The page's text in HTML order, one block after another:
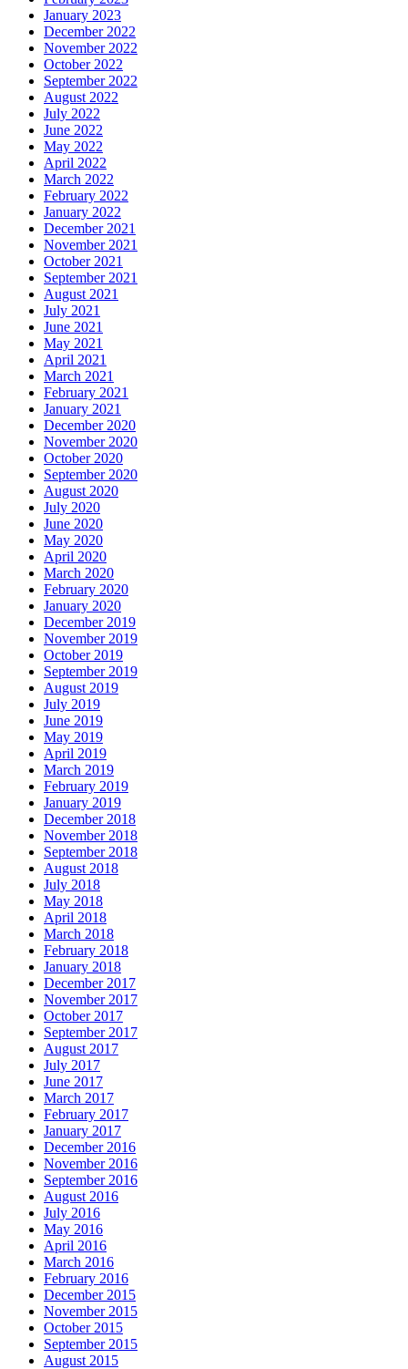
January 2023
December 2022
November 2022
October 2022
September 2022
August 2022
July 2022
June 2022
May 2022
April 2022
March 2022
February 2022
January 2022
December 2021
November 2021
October 2021
September 2021
August 2021
July 2021
June 2021
May 2021
April 2021
March 2021
February 2021
January 2021
December 2020
November 2020
October 2020
September 2020
August 2020
July 2020
June 2020
May 2020
April 2020
March 2020
February 2020
January 2020
December 2019
November 2019
October 2019
September 2019
August 2019
July 2019
June 2019
May 2019
April 2019
March 2019
February 2019
January 2019
December 2018
November 2018
September 2018
August 2018
July 2018
May 2018
April 2018
March 2018
February 2018
January 2018
December 2017
November 2017
October 2017
September 2017
August 2017
July 2017
June 2017
March 2017
February 2017
January 2017
December 2016
November 2016
September 2016
August 2016
July 2016
May 2016
April 2016
March 2016
February 2016
December 2015
November 2015
October 2015
September 2015
August 2015